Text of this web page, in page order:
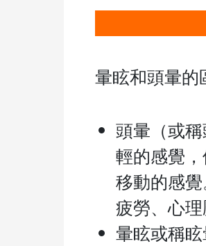
暈眩和頭暈的
頭暈（或
輕的感覺
移動的感
疲勞、心理
暈眩或稱